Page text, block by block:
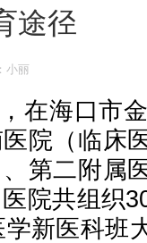
途径
小丽
海口市金
院（临床
、第二附属
院共组织
新医科班